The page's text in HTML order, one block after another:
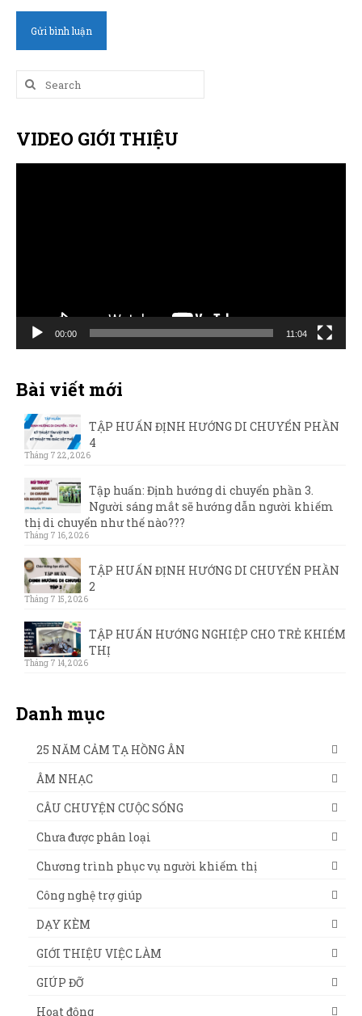
Search
for:
VIDEO GIỚI THIỆU
00:00 11:04
Bài viết mới
TẬP HUẤN ĐỊNH HƯỚNG DI CHUYỂN PHẦN
4
Tháng 7 22, 2026
Tập huấn: Định hướng di chuyển phần 3.
Người sáng mắt sẽ hướng dẫn người khiếm
thị di chuyển như thế nào???
Tháng 7 16, 2026
TẬP HUẤN ĐỊNH HƯỚNG DI CHUYỂN PHẦN
2
Tháng 7 15, 2026
TẬP HUẤN HƯỚNG NGHIỆP CHO TRẺ KHIẾM
THỊ
Tháng 7 14, 2026
Danh mục
25 NĂM CẢM TẠ HỒNG ÂN
ÂM NHẠC
CÂU CHUYỆN CUỘC SỐNG
Chưa được phân loại
Chương trình phục vụ người khiếm thị
Công nghệ trợ giúp
DẠY KÈM
GIỚI THIỆU VIỆC LÀM
GIÚP ĐỠ
Hoạt động